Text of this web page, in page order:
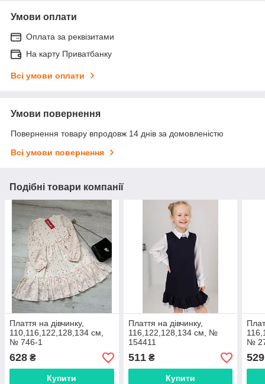
Умови оплати
Оплата за реквізитами
На карту Приватбанку
Всі умови оплати
Умови повернення
Повернення товару впродовж 14 днів за домовленістю
Всі умови повернення
Подібні товари компанії
Плаття на дівчинку,
110,116,122,128,134 см,
№ 746-1
628 ₴
Купити
Плаття на дівчинку,
116,122,128,134 см, №
154411
511₴
Купити
№
529